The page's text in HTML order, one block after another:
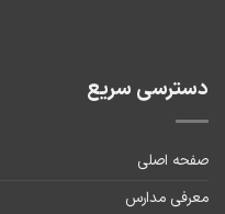
دسترسی سریع
صفحه اصلی
معرفی مدارس